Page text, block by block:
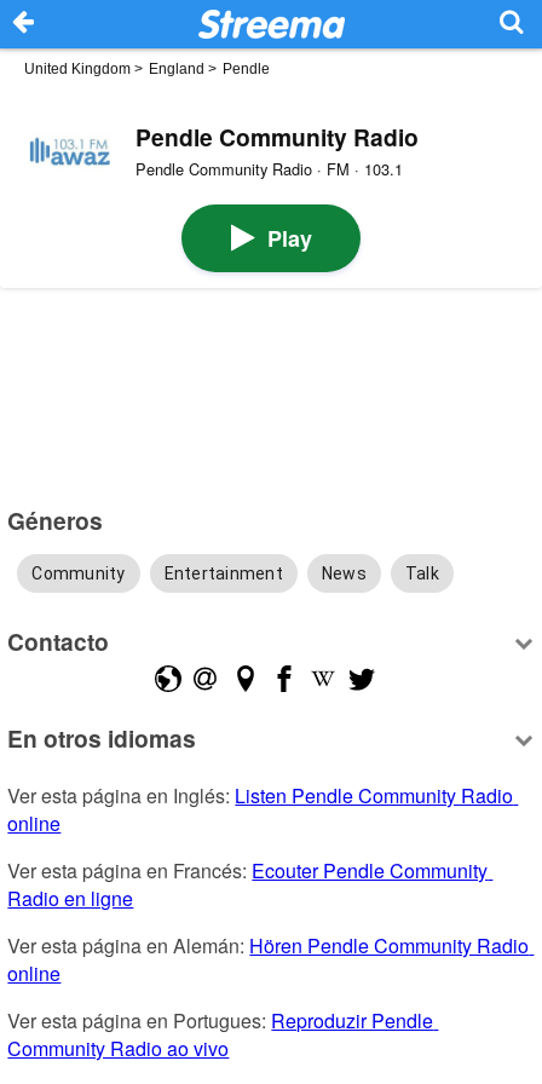
United Kingdom > England > Pendle
Pendle Community Radio
Pendle Community Radio · FM · 103.1
Play
Géneros
Community Entertainment News Talk
Contacto
En otros idiomas
Ver esta página en Inglés: Listen Pendle Community Radio
online
Ver esta página en Francés: Ecouter Pendle Community
Radio en ligne
Ver esta página en Alemán: Hören Pendle Community Radio
online
Ver esta página en Portugues: Reproduzir Pendle
Community Radio ao vivo